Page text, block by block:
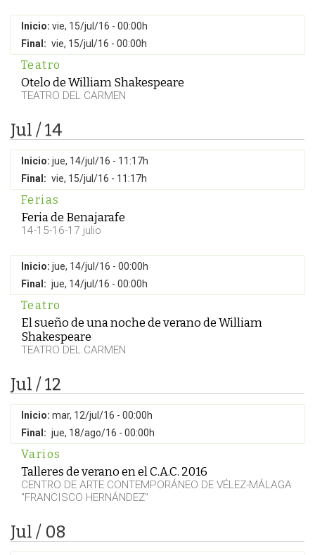
Inicio: vie, 15/jul/16 - 00:00h
Final: vie, 15/jul/16 - 00:00h
Teatro
Otelo de William Shakespeare
TEATRO DEL CARMEN
Jul / 14
Inicio: jue, 14/jul/16 - 11:17h
Final: vie, 15/jul/16 - 11:17h
Ferias
Feria de Benajarafe
14-15-16-17 julio
Inicio: jue, 14/jul/16 - 00:00h
Final: jue, 14/jul/16 - 00:00h
Teatro
El sueño de una noche de verano de William
Shakespeare
TEATRO DEL CARMEN
Jul / 12
Inicio: mar, 12/jul/16 - 00:00h
Final: jue, 18/ago/16 - 00:00h
Varios
Talleres de verano en el C.A.C. 2016
CENTRO DE ARTE CONTEMPORÁNEO DE VÉLEZ-MÁLAGA
"FRANCISCO HERNÁNDEZ"
Jul / 08